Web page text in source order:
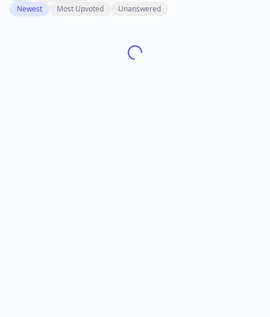
Newest
Most Upvoted Unanswered